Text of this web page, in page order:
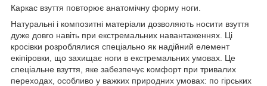
Каркас взуття повторює анатомічну форму ноги.
Натуральні і композитні матеріали дозволяють носити взуття
дуже довго навіть при екстремальних навантаженнях. Ці
кросівки розроблялися спеціально як надійний елемент
екіпіровки, що захищає ноги в екстремальних умовах. Це
спеціальне взуття, яке забезпечує комфорт при тривалих
переходах, особливо у важких природних умовах: по гірських